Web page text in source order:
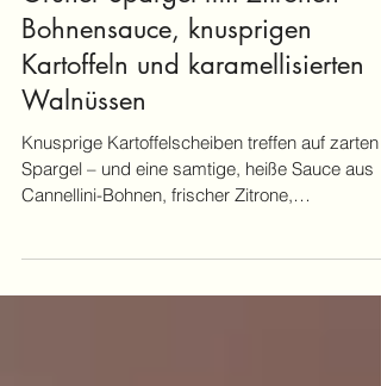
21. Mai 2025
Grüner Spargel mit Zitronen-
Bohnensauce, knusprigen
Kartoffeln und karamellisierten
Walnüssen
Knusprige Kartoffelscheiben treffen auf zarten
Cannellini-Bohnen, frischer Zitrone,